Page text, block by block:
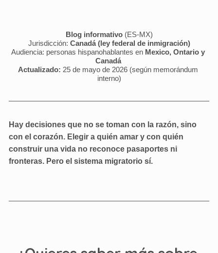
Blog informativo (ES-MX)
Jurisdicción: Canadá (ley federal de inmigración)
Audiencia: personas hispanohablantes en Mexico, Ontario y
Canadá
Actualizado: 25 de mayo de 2026 (según memorándum
interno)
Hay decisiones que no se toman con la razón, sino
con el corazón. Elegir a quién amar y con quién
construir una vida no reconoce pasaportes ni
fronteras. Pero el sistema migratorio sí.